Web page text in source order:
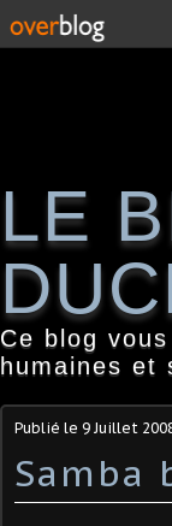
LE
Ce blog
humaines et
Publié le 9 Juillet
Samba